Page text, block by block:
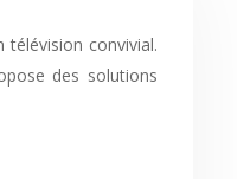
des solutions